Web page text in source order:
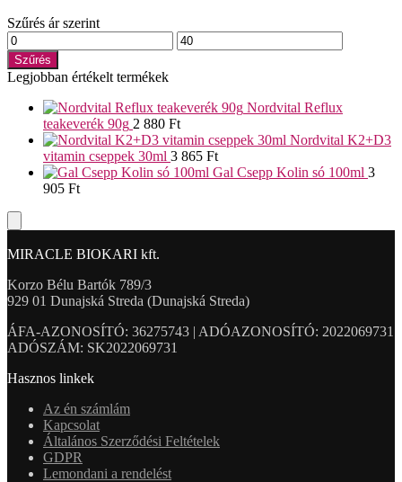
Szűrés ár szerint
Min
ár
Max
ár
Szűrés
Legjobban értékelt termékek
Nordvital Reflux
teakeverék 90g 2 880 Ft
Nordvital K2+D3
vitamin cseppek 30ml 3 865 Ft
Gal Csepp Kolin só 100ml 3
905 Ft
MIRACLE BIOKARI kft.
Korzo Bélu Bartók 789/3
929 01 Dunajská Streda (Dunajská Streda)
ÁFA-AZONOSÍTÓ: 36275743 | ADÓAZONOSÍTÓ: 2022069731
ADÓSZÁM: SK2022069731
Hasznos linkek
Az én számlám
Kapcsolat
Általános Szerződési Feltételek
GDPR
Lemondani a rendelést